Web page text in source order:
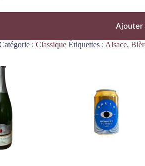
Ajouter
: Classique Étiquettes : Alsace,